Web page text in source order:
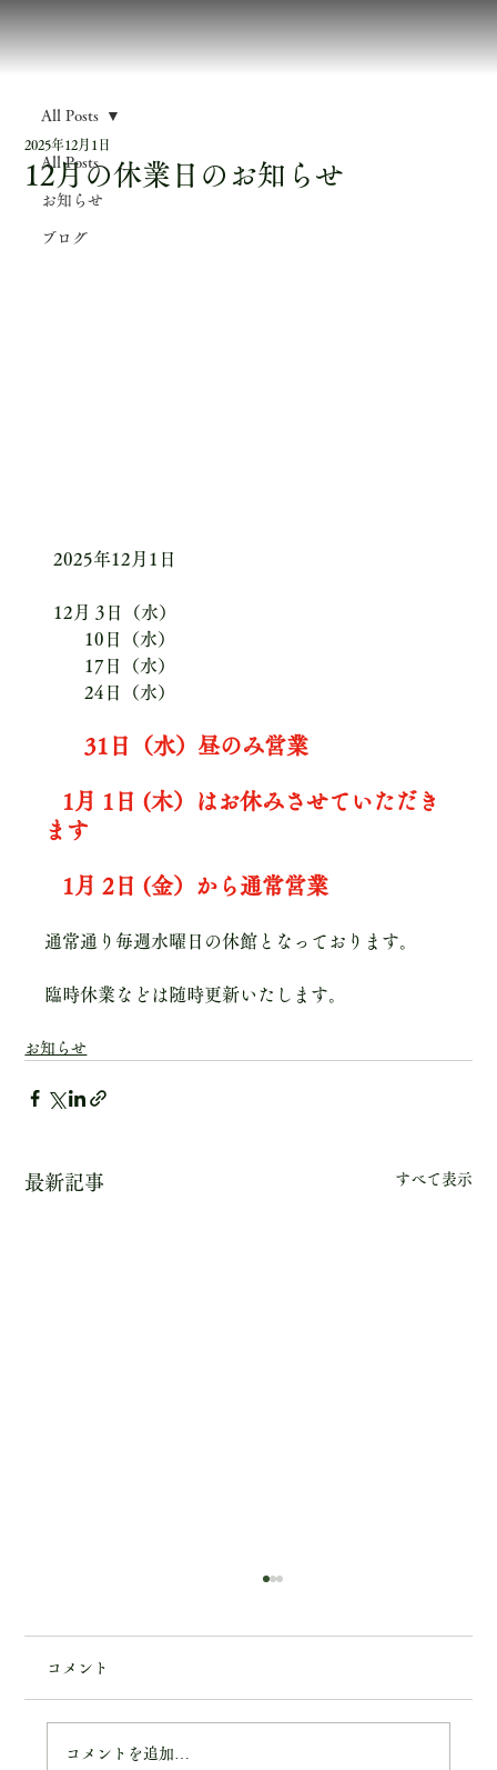
All Posts
お知らせ
ブログ
All Posts
12月の休業日のお知らせ
2025年12月1日
  2025年12月1日
  12月 3日（水）
         10日（水）
         17日（水）
         24日（水）
31日（水）昼のみ営業
1月 1日 (木）はお休みさせていただき
ます
1月 2日 (金）から通常営業
通常通り毎週水曜日の休館となっております。
臨時休業などは随時更新いたします。
お知らせ
最新記事 すべて表示
4月の休業日のお知らせ
コメント
コメントを追加…